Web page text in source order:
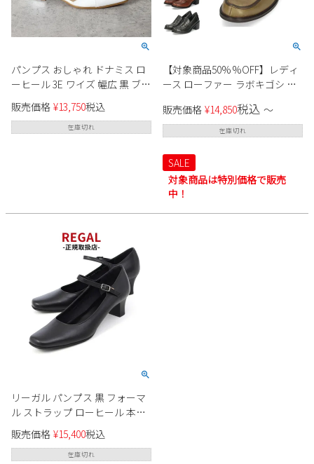
パンプス おしゃれ ドナミス ロ
ーヒール 3E ワイズ 幅広 黒 ブラ
ック ホワイト 日本製 本革 アー
モンドトゥ コンフォート Dona
Miss 9002
販売価格 ¥13,750税込
在庫切れ
【対象商品50%%OFF】レディ
ース ローファー ラボキゴシ ワ
リーブ レッドブラウン レザー
本革 日本製 RABOKIGOSHI
販売価格 ¥14,850税込 〜
在庫切れ
SALE
対象商品は特別価格で販売
中！
リーガル パンプス 黒 フォーマ
ル ストラップ ローヒール 本革
レディース REGAL F76L スクエ
アトゥ 防滑 屈曲 仕事 オフィス
ビジネス セレモニー 靴
販売価格 ¥15,400税込
在庫切れ